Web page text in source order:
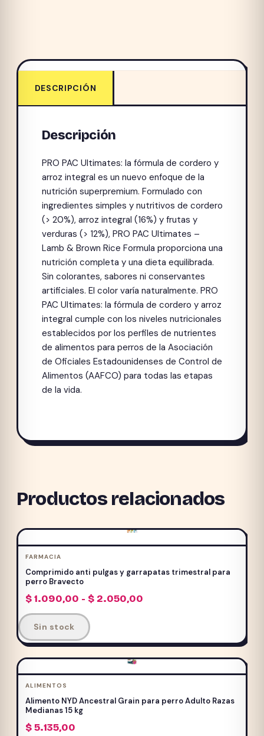
DESCRIPCIÓN
Descripción
PRO PAC Ultimates: la fórmula de cordero y
arroz integral es un nuevo enfoque de la
nutrición superpremium. Formulado con
ingredientes simples y nutritivos de cordero
(> 20%), arroz integral (16%) y frutas y
verduras (> 12%), PRO PAC Ultimates –
Lamb & Brown Rice Formula proporciona una
nutrición completa y una dieta equilibrada.
Sin colorantes, sabores ni conservantes
artificiales. El color varía naturalmente. PRO
PAC Ultimates: la fórmula de cordero y arroz
integral cumple con los niveles nutricionales
establecidos por los perfiles de nutrientes
de alimentos para perros de la Asociación
de Oficiales Estadounidenses de Control de
Alimentos (AAFCO) para todas las etapas
de la vida.
Productos relacionados
FARMACIA
Comprimido anti pulgas y garrapatas trimestral para
perro Bravecto
$1.090,00 - $2.050,00Rango
$ 1.090,00
hasta
$ 2.050,00
Sin stock
producto
tiene
múltiples
variantes.
ALIMENTOS
Alimento NYD Ancestral Grain para perro Adulto Razas
Medianas 15 kg
$5.135,00